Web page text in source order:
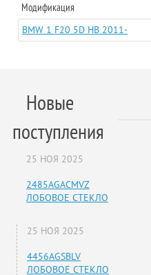
Модификация
BMW 1 F20 5D HB 2011-
Новые
поступления
25 НОЯ 2025
2485AGACMVZ
ЛОБОВОЕ СТЕКЛО
25 НОЯ 2025
4456AGSBLV
ЛОБОВОЕ СТЕКЛО